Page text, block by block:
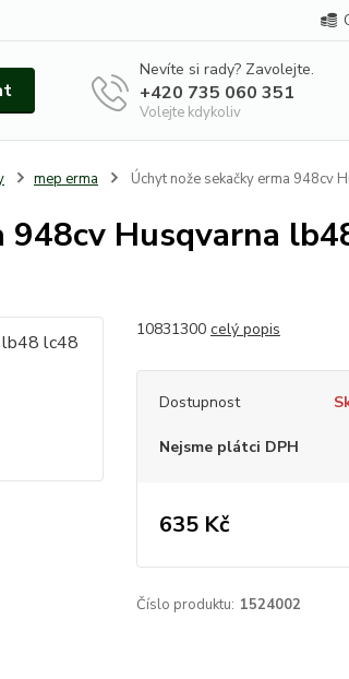
Nevíte si rady? Zavolejte.
+420 735 060 351
Volejte kdykoliv
mep erma Úchyt nože sekačky erma 948cv
948cv Husqvarna
10831300 celý popis
Dostupnost
Nejsme plátci DPH
635 Kč
Číslo produktu: 1524002